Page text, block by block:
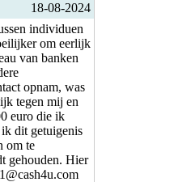
18-08-2024
individuen
om eerlijk
van banken
opnam, was
tegen mij en
euro die ik
dit getuigenis
om te
gehouden. Hier